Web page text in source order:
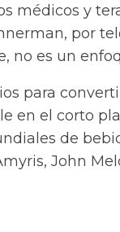
médicos y
por
no es un
para
en el corto
de
John